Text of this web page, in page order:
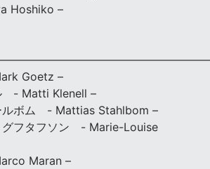
Hoshiko –
Goetz –
- Matti Klenell –
ルボム - Mattias Stahlbom –
グフタフソン - Marie-Louise
Maran –